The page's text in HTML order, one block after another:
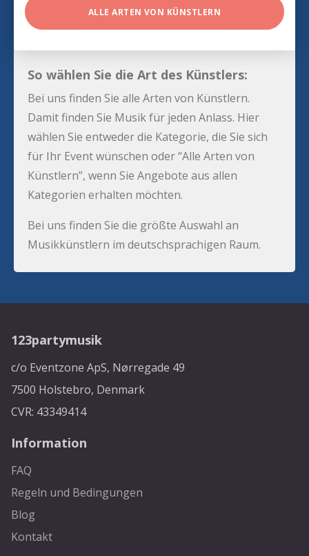
ALLE ARTEN VON KÜNSTLERN
So wählen Sie die Art des Künstlers:
Bei uns finden Sie alle Arten von Künstlern.
Damit finden Sie Musik für jeden Anlass. Hier
wählen Sie entweder die Kategorie, die Sie sich
für Ihr Event wünschen oder “Alle Arten von
Künstlern”, wenn Sie Angebote aus allen
Kategorien erhalten möchten.
Bei uns finden Sie die größte Auswahl an
Musikkünstlern im deutschsprachigen Raum.
123partymusik
c/o Eventzone ApS, Nørregade 49
7500 Holstebro, Denmark
CVR: 43349414
Information
FAQ
Regeln und Bedingungen
Blog
Kontakt